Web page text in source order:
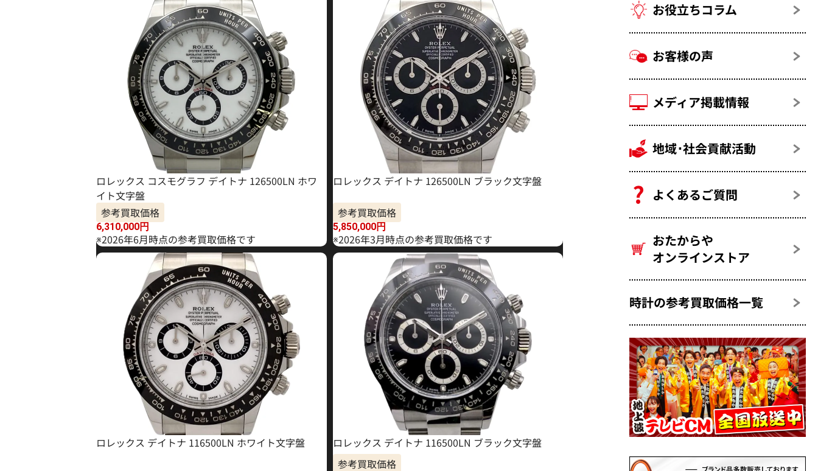
ロレックス コスモグラフ デイトナ 126500LN ホワ
イト文字盤
参考買取価格
6,310,000円
※2026年6月時点の参考買取価格です
ロレックス デイトナ 126500LN ブラック文字盤
参考買取価格
5,850,000円
※2026年3月時点の参考買取価格です
ロレックス デイトナ 116500LN ホワイト文字盤
ロレックス デイトナ 116500LN ブラック文字盤
参考買取価格
お役立ちコラム
お客様の声
メディア掲載情報
地域･社会貢献活動
よくあるご質問
おたからや
オンラインストア
時計の参考買取価格一覧